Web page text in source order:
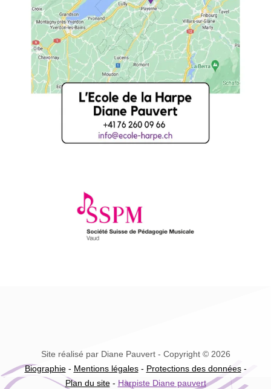
Site réalisé par Diane Pauvert - Copyright © 2026
Biographie- Mentions légales- Protections des données-
Plan du site- Harpiste Diane pauvert